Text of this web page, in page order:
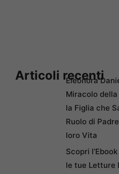
Articoli recenti
Eleonora
Miracolo
la Figlia che
Ruolo di
loro Vita
Scopri
le tue Letture